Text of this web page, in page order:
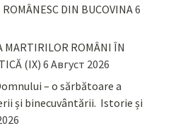
DIN BUCOVINA6
MARTIRILOR ROMÂNI ÎN
(IX) 6 Август 2026
– o sărbătoare a
și binecuvântării. Istorie și